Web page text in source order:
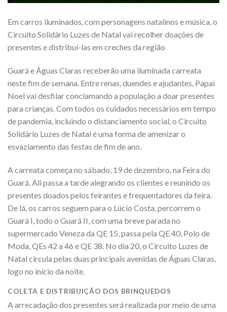
Em carros iluminados, com personagens natalinos e música, o
Circuito Solidário Luzes de Natal vai recolher doações de
presentes e distribuí-las em creches da região
Guará e Águas Claras receberão uma iluminada carreata
neste fim de semana. Entre renas, duendes e ajudantes, Papai
Noel vai desfilar conclamando a população a doar presentes
para crianças. Com todos os cuidados necessários em tempo
de pandemia, incluindo o distanciamento social, o Circuito
Solidário Luzes de Natal é uma forma de amenizar o
esvaziamento das festas de fim de ano.
A carreata começa no sábado, 19 de dezembro, na Feira do
Guará. Ali passa a tarde alegrando os clientes e reunindo os
presentes doados pelos feirantes e frequentadores da feira.
De lá, os carros seguem para o Lúcio Costa, percorrem o
Guará I, todo o Guará II, com uma breve parada no
supermercado Veneza da QE 15, passa pela QE 40, Polo de
Moda, QEs 42 a 46 e QE 38. No dia 20, o Circuito Luzes de
Natal circula pelas duas principais avenidas de Águas Claras,
logo no início da noite.
COLETA E DISTRIBUIÇÃO DOS BRINQUEDOS
A arrecadação dos presentes será realizada por meio de uma